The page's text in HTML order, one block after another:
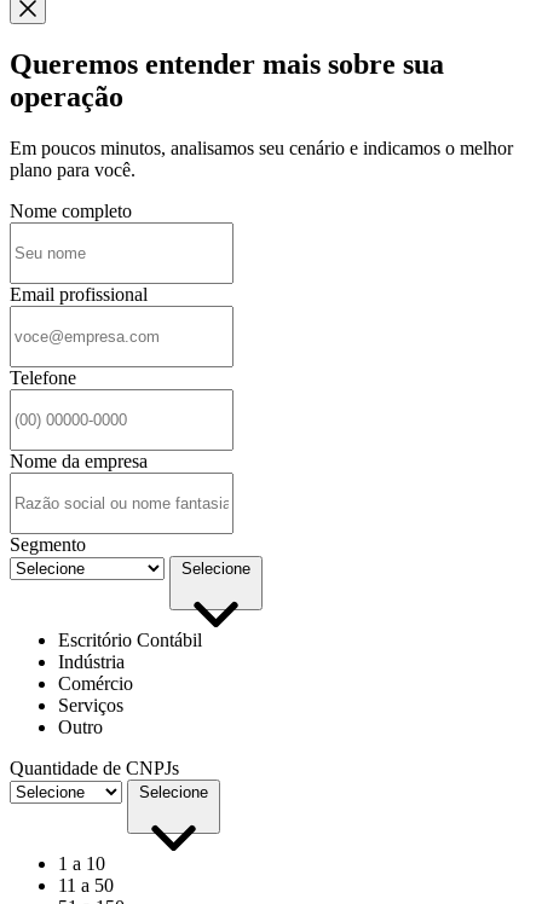
Queremos entender mais sobre sua
operação
Em poucos minutos, analisamos seu cenário e indicamos o melhor
plano para você.
Nome completo
Email profissional
Telefone
Nome da empresa
Segmento
Selecione
Escritório Contábil
Indústria
Comércio
Serviços
Outro
Quantidade de CNPJs
Selecione
1 a 10
11 a 50